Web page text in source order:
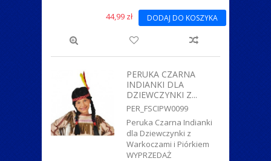
44,99 zł DODAJ DO KOSZYKA
PERUKA CZARNA
INDIANKI DLA
DZIEWCZYNKI Z...
PER_FSCIPW0099
Peruka Czarna Indianki
dla Dziewczynki z
Warkoczami i Piórkiem
WYPRZEDAŻ